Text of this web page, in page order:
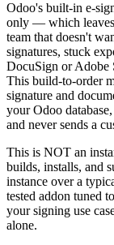
Odoo's built-in e-
only — which leaves
team that doesn't
signatures, stuck
DocuSign or Adobe
This build-to-order
signature and
your Odoo
and never sends a
This is NOT an
builds, installs, and
instance over a
tested addon tuned
your signing use
alone.